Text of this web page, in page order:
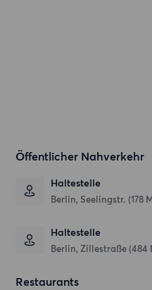
Öffentlicher Nahverkehr
Haltestelle
Berlin, Seelingstr. (178
Haltestelle
Berlin, Zillestraße (484
Restaurants